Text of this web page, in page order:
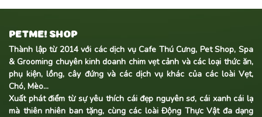
PETME! SHOP
Thành lập từ 2014 với các dịch vụ Cafe Thú Cưng, Pet Shop, Spa
& Grooming chuyên kinh doanh chim vẹt cảnh và các loại thức ăn,
phụ kiện, lồng, cây đứng và các dịch vụ khác của các loài Vẹt,
Chó, Mèo...
Xuất phát điểm từ sự yêu thích cái đẹp nguyên sơ, cái xanh cái lạ
mà thiên nhiên ban tặng, cùng các loài Động Thực Vật đa dạng